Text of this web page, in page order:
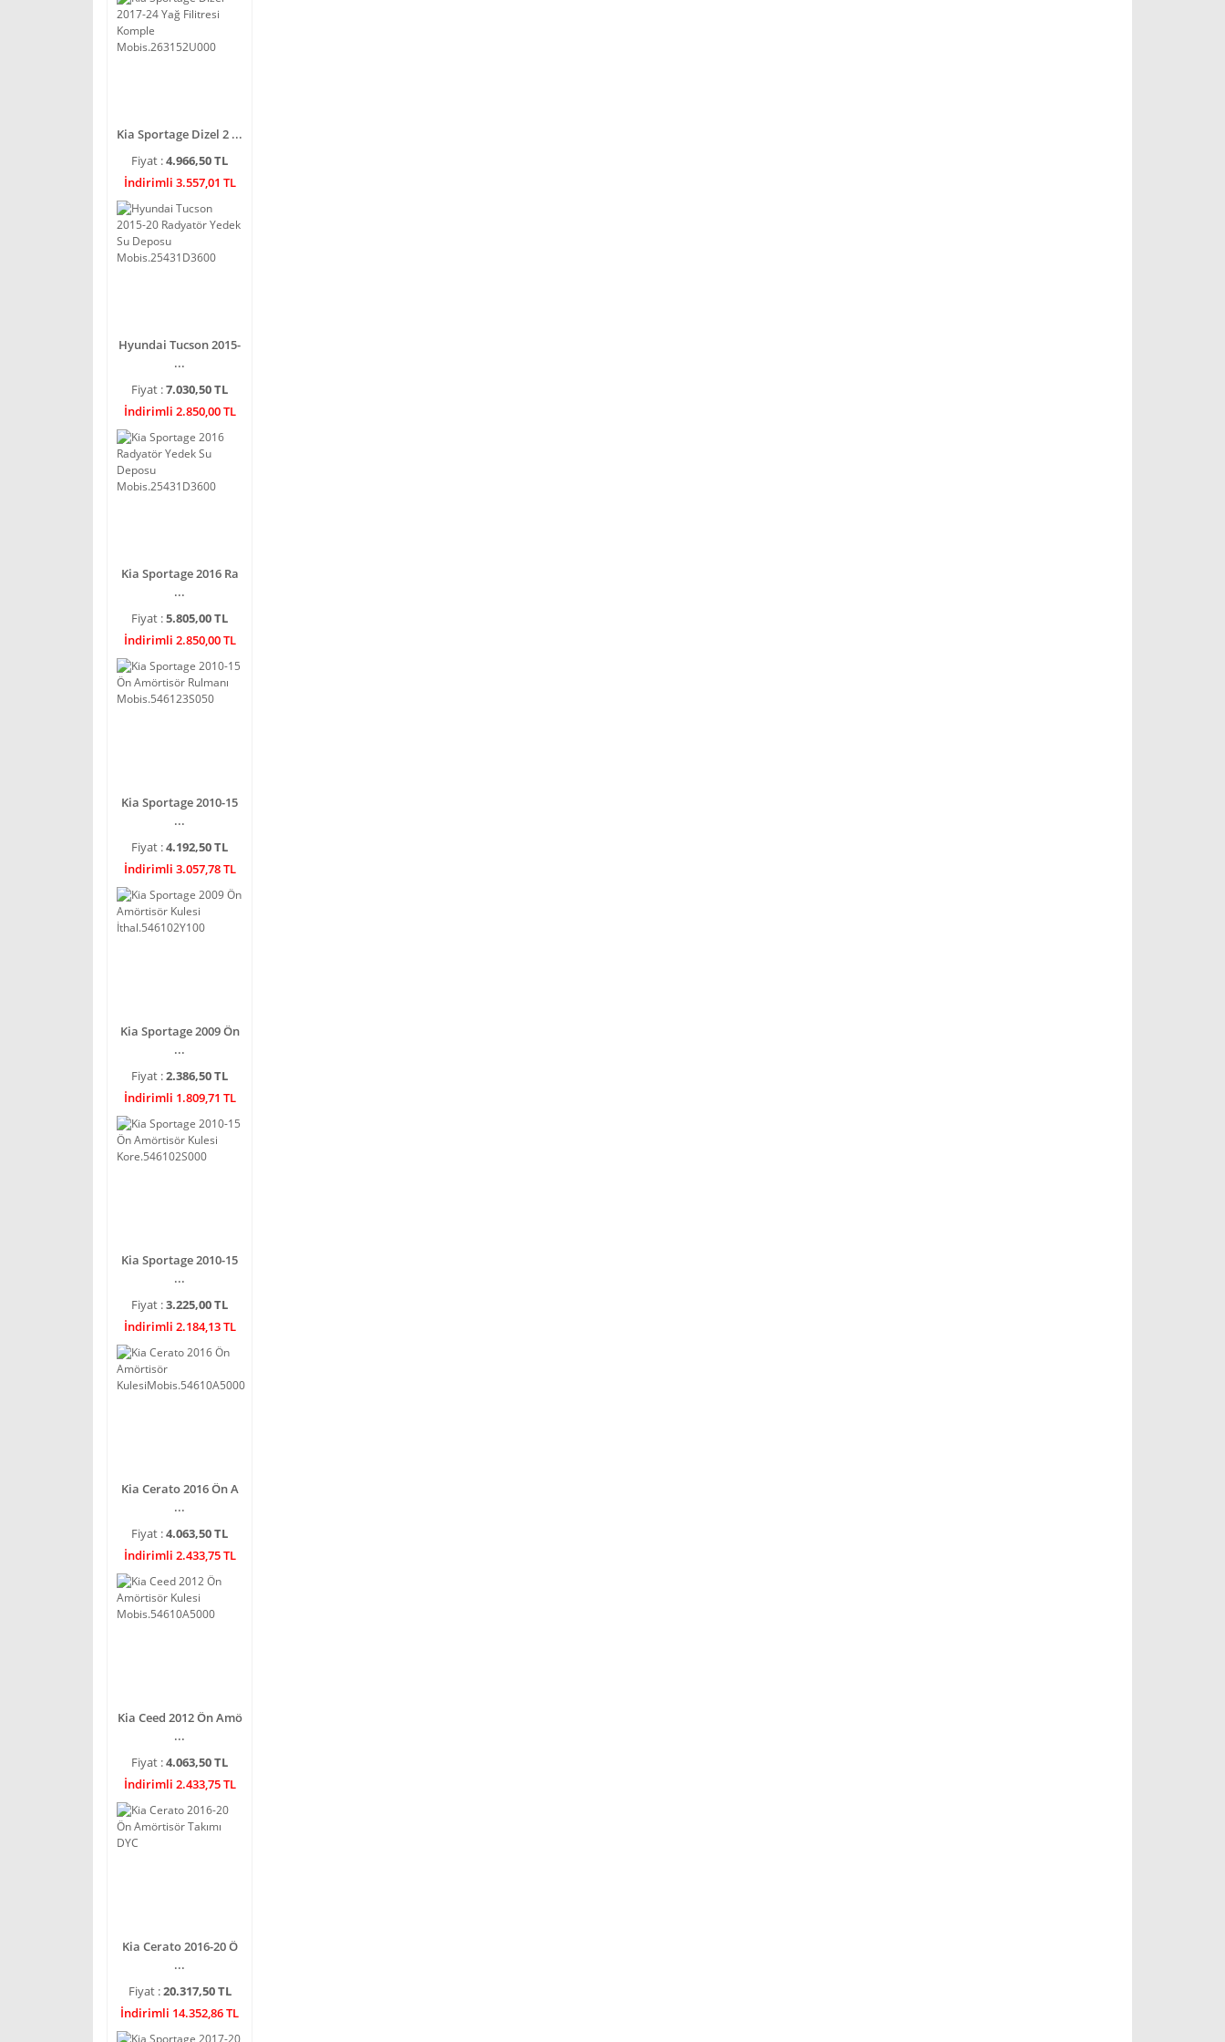
Kia Sportage Dizel 2 ...
Fiyat :4.966,50 TL
İndirimli 3.557,01 TL
Hyundai Tucson 2015-
...
Fiyat :7.030,50 TL
İndirimli 2.850,00 TL
Kia Sportage 2016 Ra
...
Fiyat :5.805,00 TL
İndirimli 2.850,00 TL
Kia Sportage 2010-15
...
Fiyat :4.192,50 TL
İndirimli 3.057,78 TL
Kia Sportage 2009 Ön
...
Fiyat :2.386,50 TL
İndirimli 1.809,71 TL
Kia Sportage 2010-15
...
Fiyat :3.225,00 TL
İndirimli 2.184,13 TL
Kia Cerato 2016 Ön A
...
Fiyat :4.063,50 TL
İndirimli 2.433,75 TL
Kia Ceed 2012 Ön Amö
...
Fiyat :4.063,50 TL
İndirimli 2.433,75 TL
Kia Cerato 2016-20 Ö
...
Fiyat :20.317,50 TL
İndirimli 14.352,86 TL